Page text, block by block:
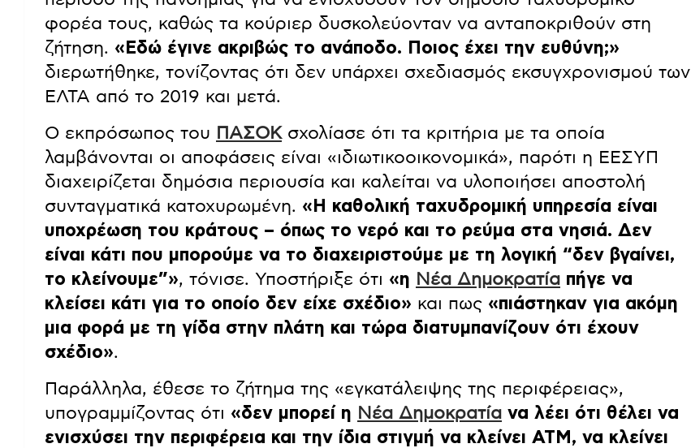
φορέα τους, καθώς τα κούριερ δυσκολεύονταν να ανταποκριθούν στη
ζήτηση. «Εδώ έγινε ακριβώς το ανάποδο. Ποιος έχει την ευθύνη;»
διερωτήθηκε, τονίζοντας ότι δεν υπάρχει σχεδιασμός εκσυγχρονισμού των
ΕΛΤΑ από το 2019 και μετά.
Ο εκπρόσωπος του ΠΑΣΟΚ σχολίασε ότι τα κριτήρια με τα οποία
λαμβάνονται οι αποφάσεις είναι «ιδιωτικοοικονομικά», παρότι η ΕΕΣΥΠ
διαχειρίζεται δημόσια περιουσία και καλείται να υλοποιήσει αποστολή
συνταγματικά κατοχυρωμένη. «Η καθολική ταχυδρομική υπηρεσία είναι
υποχρέωση του κράτους – όπως το νερό και το ρεύμα στα νησιά. Δεν
είναι κάτι που μπορούμε να το διαχειριστούμε με τη λογική “δεν βγαίνει,
το κλείνουμε”», τόνισε. Υποστήριξε ότι «η Νέα Δημοκρατία πήγε να
κλείσει κάτι για το οποίο δεν είχε σχέδιο» και πως «πιάστηκαν για ακόμη
μια φορά με τη γίδα στην πλάτη και τώρα διατυμπανίζουν ότι έχουν
σχέδιο».
Παράλληλα, έθεσε το ζήτημα της «εγκατάλειψης της περιφέρειας»,
υπογραμμίζοντας ότι «δεν μπορεί η Νέα Δημοκρατία να λέει ότι θέλει να
ενισχύσει την περιφέρεια και την ίδια στιγμή να κλείνει ATM, να κλείνει